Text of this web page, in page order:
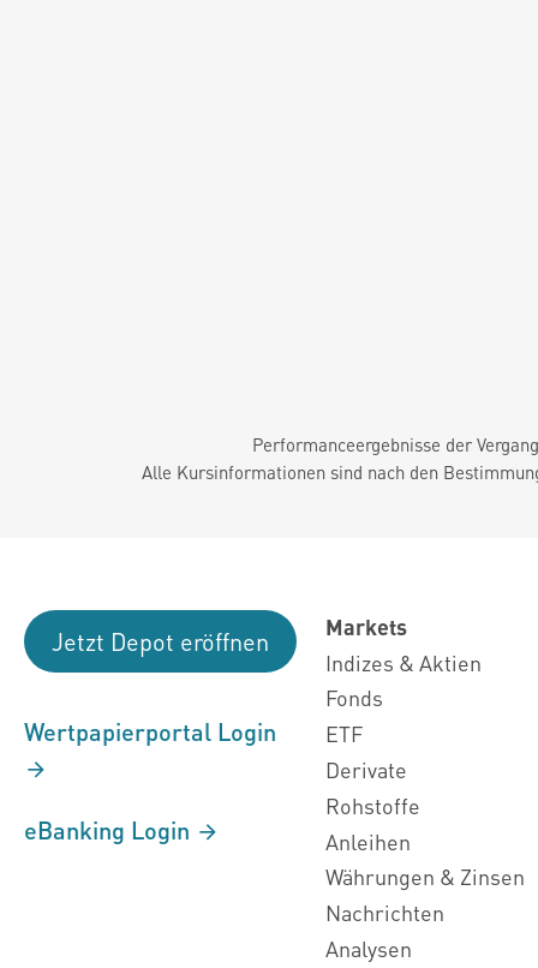
Performanceergebnisse der
Alle Kursinformationen sind nach den
Jetzt Depot eröffnen
Wertpapierportal Login
eBanking Login
Markets
Indizes & Aktien
Fonds
ETF
Derivate
Rohstoffe
Anleihen
Währungen & Zinsen
Nachrichten
Analysen